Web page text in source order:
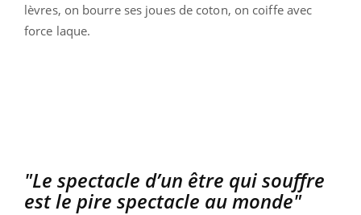
lèvres, on bourre ses joues de coton, on coiffe avec
force laque.
"Le spectacle d’un être qui souffre
est le pire spectacle au monde"